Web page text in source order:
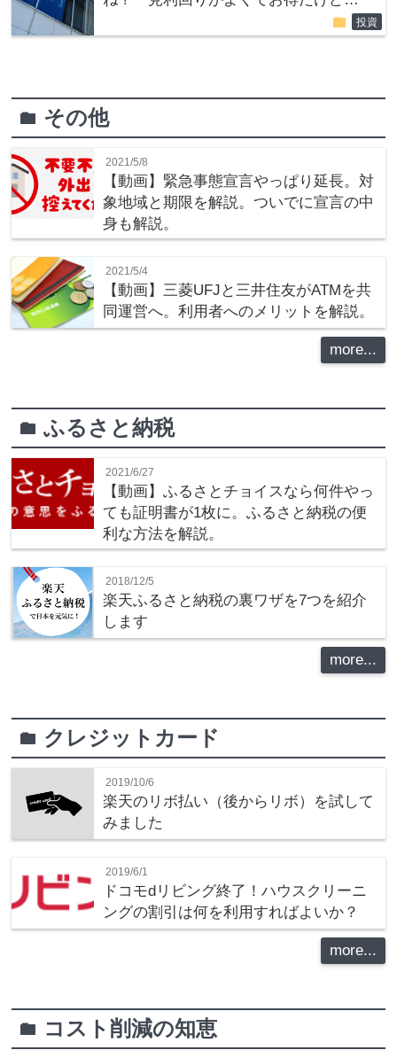
folder 投資
folder その他
2021/5/8
【動画】緊急事態宣言やっぱり延長。対
象地域と期限を解説。ついでに宣言の中
身も解説。
2021/5/4
【動画】三菱UFJと三井住友がATMを共
同運営へ。利用者へのメリットを解説。
more...
folderふるさと納税
2021/6/27
【動画】ふるさとチョイスなら何件やっ
ても証明書が1枚に。ふるさと納税の便
利な方法を解説。
2018/12/5
楽天ふるさと納税の裏ワザを7つを紹介
します
more...
folder クレジットカード
2019/10/6
楽天のリボ払い（後からリボ）を試して
みました
2019/6/1
ドコモdリビング終了！ハウスクリーニ
ングの割引は何を利用すればよいか？
more...
folder コスト削減の知恵